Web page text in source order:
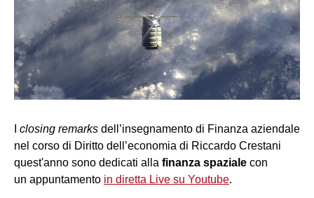
closing remarks dell’insegnamento di Finanza aziendale
nel corso di Diritto dell’economia di Riccardo Crestani
quest'anno sono dedicati alla finanza spaziale con
un appuntamento in diretta Live su Youtube.